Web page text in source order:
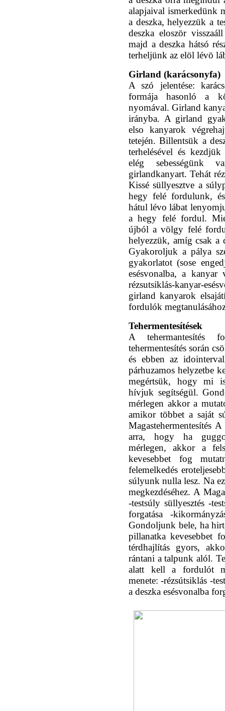
alapjaival ismerkedünk
a deszka, helyezzük a
deszka eloször
majd a deszka hátsó
terheljünk az elöl lévö
Girland (karácsonyfa)
A szó jelentése:
formája hasonló a
nyomával. Girland
irányba. A girland
elso kanyarok
tetején. Billentsük a
terhelésével és
elég sebességünk
girlandkanyart. Tehát
Kissé süllyesztve a
hegy felé fordulunk,
hátul lévo lábat
a hegy felé fordul.
újból a völgy felé
helyezzük, amíg csak a
Gyakoroljuk a pálya
gyakorlatot (sose
esésvonalba, a kanyar
rézsutsiklás-kanyar-
girland kanyarok
fordulók
Tehermentesítések
A tehermantesítés
tehermentesítés során
és ebben az
párhuzamos helyzetbe
megértsük, hogy mi is
hívjuk segítségül.
mérlegen akkor a
amikor többet a saját
Magastehermentesítés
arra, hogy ha
mérlegen, akkor a
kevesebbet fog
felemelkedés
súlyunk nulla lesz. Na
megkezdéséhez. A
-testsúly süllyesztés -
forgatása -
Gondoljunk bele, ha
pillanatka kevesebbet
térdhajlítás gyors,
rántani a talpunk alól.
alatt kell a fordulót
menete: -rézsútsiklás -
a deszka esésvonalba